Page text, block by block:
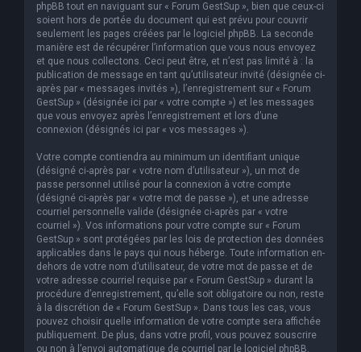
phpBB tout en naviguant sur « Forum GestSup », bien que ceux-ci
soient hors de portée du document qui est prévu pour couvrir
seulement les pages créées par le logiciel phpBB. La seconde
manière est de récupérer l’information que vous nous envoyez
et que nous collectons. Ceci peut être, et n’est pas limité à : la
publication de message en tant qu’utilisateur invité (désignée ci-
après par « messages invités »), l’enregistrement sur « Forum
GestSup » (désignée ici par « votre compte ») et les messages
que vous envoyez après l’enregistrement et lors d’une
connexion (désignés ici par « vos messages »).
Votre compte contiendra au minimum un identifiant unique
(désigné ci-après par « votre nom d’utilisateur »), un mot de
passe personnel utilisé pour la connexion à votre compte
(désigné ci-après par « votre mot de passe »), et une adresse
courriel personnelle valide (désignée ci-après par « votre
courriel »). Vos informations pour votre compte sur « Forum
GestSup » sont protégées par les lois de protection des données
applicables dans le pays qui nous héberge. Toute information en-
dehors de votre nom d’utilisateur, de votre mot de passe et de
votre adresse courriel requise par « Forum GestSup » durant la
procédure d’enregistrement, qu’elle soit obligatoire ou non, reste
à la discrétion de « Forum GestSup ». Dans tous les cas, vous
pouvez choisir quelle information de votre compte sera affichée
publiquement. De plus, dans votre profil, vous pouvez souscrire
ou non à l’envoi automatique de courriel par le logiciel phpBB.